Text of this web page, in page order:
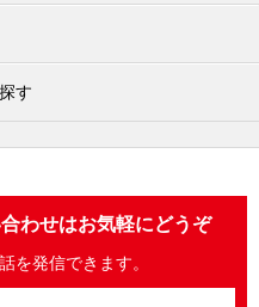
す
わせはお気軽にどうぞ
を発信できます。